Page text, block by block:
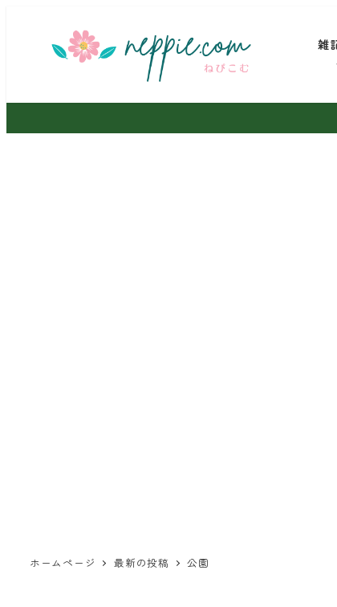
ン
テ
雑
ホームページ 最新の投稿 公園